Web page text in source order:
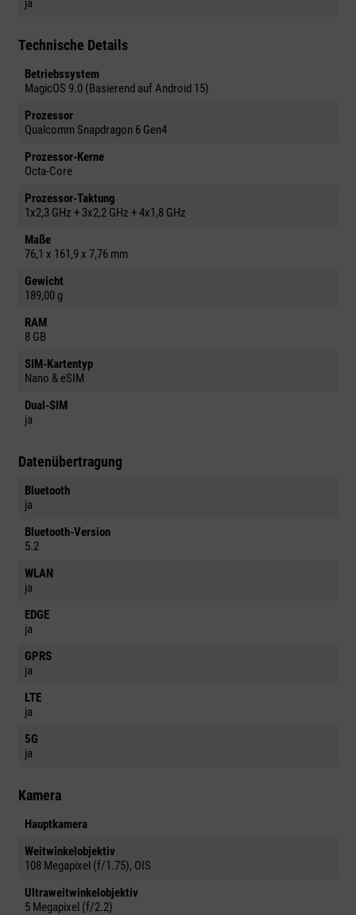
Technische Details
Betriebssystem
MagicOS 9.0 (Basierend auf Android 15)
Prozessor
Qualcomm Snapdragon 6 Gen4
Prozessor-Kerne
Octa-Core
Prozessor-Taktung
1x2,3 GHz + 3x2,2 GHz + 4x1,8 GHz
Maße
76,1 x 161,9 x 7,76 mm
Gewicht
189,00 g
RAM
8 GB
SIM-Kartentyp
Nano & eSIM
Dual-SIM
ja
Datenübertragung
Bluetooth
ja
Bluetooth-Version
5.2
WLAN
ja
EDGE
ja
GPRS
ja
LTE
ja
5G
ja
Kamera
Hauptkamera
Weitwinkelobjektiv
108 Megapixel (f/1.75), OIS
Ultraweitwinkelobjektiv
5 Megapixel (f/2.2)